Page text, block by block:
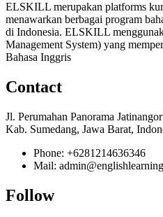
ELSKILL merupakan platforms
menawarkan berbagai program
di Indonesia. ELSKILL
Management System) yang
Bahasa Inggris
Contact
Jl. Perumahan Panorama
Kab. Sumedang, Jawa Barat,
Phone: +6281214636346
Mail:
Follow